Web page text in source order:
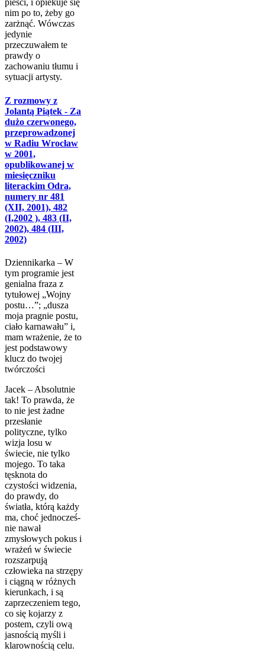
pieści, i opiekuje się
nim po to, żeby go
zarżnąć. Wówczas
jedynie
przeczuwałem te
prawdy o
zachowaniu tłumu i
sytuacji artysty.
Z rozmowy z
Jolantą Piątek - Za
dużo czerwonego,
przeprowadzonej
w Radiu Wrocław
w 2001,
opublikowanej w
miesięczniku
literackim Odra,
numery nr 481
(XII, 2001), 482
(I,2002 ), 483 (II,
2002), 484 (III,
2002)
Dziennikarka – W
tym programie jest
genialna fraza z
tytułowej „Wojny
postu…”; „dusza
moja pragnie postu,
ciało karnawału” i,
mam wra­żenie, że to
jest podstawowy
klucz do twojej
twórczości
Jacek – Absolutnie
tak! To prawda, że
to nie jest żadne
przesłanie
polityczne, tylko
wizja losu w
świecie, nie tylko
mojego. To taka
tęsknota do
czystości widzenia,
do prawdy, do
światła, którą każdy
ma, choć jednocześ­
nie nawał
zmysłowych pokus i
wrażeń w świecie
rozszarpują
człowieka na strzępy
i ciągną w różnych
kierunkach, i są
zaprze­czeniem tego,
co się kojarzy z
postem, czyli ową
jasnością myśli i
klarownością celu.